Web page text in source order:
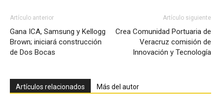
Artículo anterior
Gana ICA, Samsung y Kellogg
Brown; iniciará construcción
de Dos Bocas
Artículo siguiente
Crea Comunidad Portuaria de
Veracruz comisión de
Innovación y Tecnología
Artículos relacionados Más del autor